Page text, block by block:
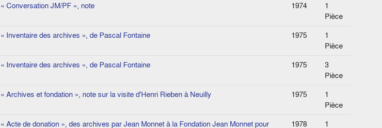
« Conversation JM/PF », note 1974
1
Pièce
« Inventaire des archives », de Pascal Fontaine 1975
1
Pièce
« Inventaire des archives », de Pascal Fontaine 1975
3
Pièce
« Archives et fondation », note sur la visite d'Henri Rieben à Neuilly 1975
1
Pièce
« Acte de donation », des archives par Jean Monnet à la Fondation Jean Monnet pour 1978 1